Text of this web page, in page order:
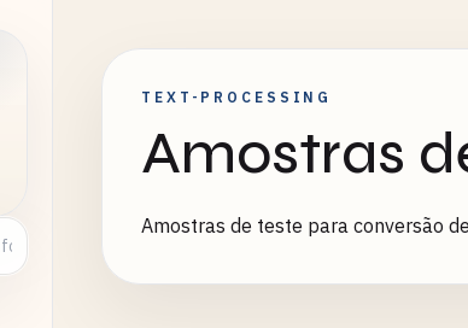
TEXT-PROCESSING
Amostras
Amostras de teste para conversão